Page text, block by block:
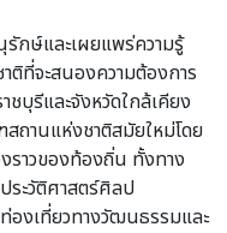
กษ์และเผยแพร่ความรู้
ติที่จะสนองความต้องการ
บุรีและจังหวัดใกล้เคียง
ถานแห่งชาติสมัยใหม่โดย
ราวของท้องถิ่น ทั้งทาง
ระวัติศาสตร์ศิลป
งเที่ยวทางวัฒนธรรมและ